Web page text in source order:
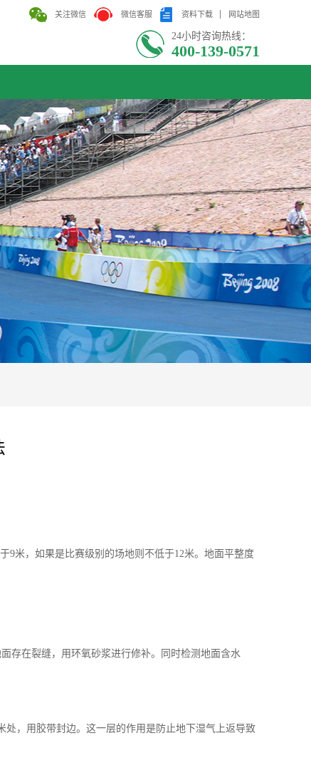
关注微信 微信客服 资料下载 网站地图
24小时咨询热线：
400-139-0571
9米，如果是比赛级别的场地则不低于12米。地面平整度
存在裂缝，用环氧砂浆进行修补。同时检测地面含水
处，用胶带封边。这一层的作用是防止地下湿气上返导致